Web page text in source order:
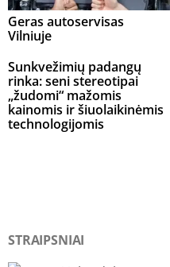
Geras autoservisas
Vilniuje
Sunkvežimių padangų
rinka: seni stereotipai
„žudomi“ mažomis
kainomis ir šiuolaikinėmis
technologijomis
STRAIPSNIAI